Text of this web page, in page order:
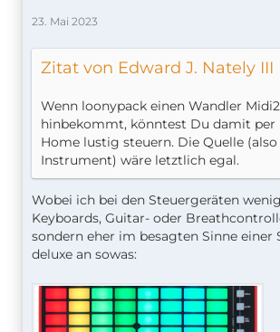
23. Mai 2023
Zitat von Edward J. Nately III
Wenn loonypack einen Wandler
hinbekommt, könntest Du damit per
Home lustig steuern. Die Quelle (also
Instrument) wäre letztlich egal.
Wobei ich bei den Steuergeräten
Keyboards, Guitar- oder
sondern eher im besagten Sinne einer
deluxe an sowas: